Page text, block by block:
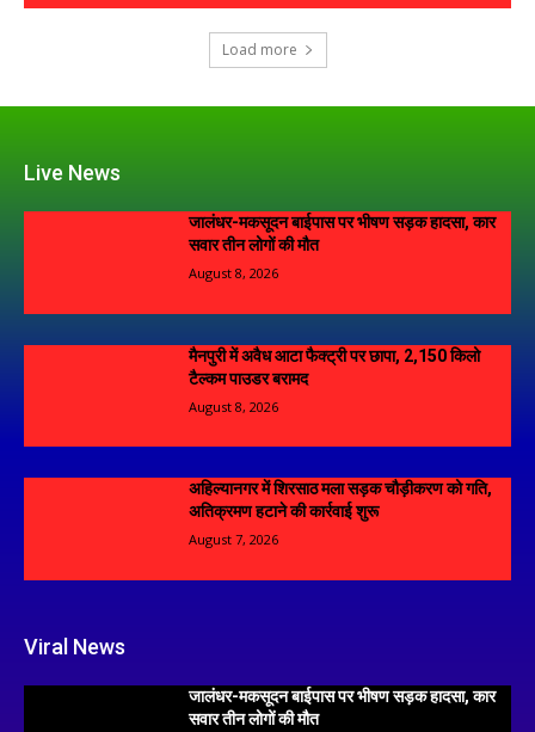
Load more
Live News
जालंधर-मकसूदन बाईपास पर भीषण सड़क हादसा, कार
सवार तीन लोगों की मौत
August 8, 2026
मैनपुरी में अवैध आटा फैक्ट्री पर छापा, 2,150 किलो
टैल्कम पाउडर बरामद
August 8, 2026
अहिल्यानगर में शिरसाठ मला सड़क चौड़ीकरण को गति,
अतिक्रमण हटाने की कार्रवाई शुरू
August 7, 2026
Viral News
जालंधर-मकसूदन बाईपास पर भीषण सड़क हादसा, कार
सवार तीन लोगों की मौत